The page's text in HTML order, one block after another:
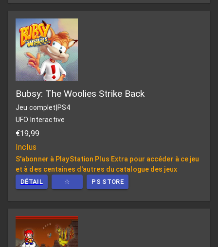
Bubsy: The Woolies Strike Back
Jeu complet PS4
UFO Interactive
€19,99
Inclus
S'abonner à PlayStation Plus Extra pour accéder à ce jeu
et à des centaines d'autres du catalogue des jeux
DÉTAIL ☆ PS STORE